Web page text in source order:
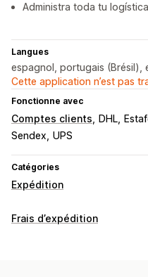
Administra toda tu
Langues
espagnol, portugais (Brésil),
Cette application n’est pas
Fonctionne avec
Comptes clients DHL
Sendex UPS
Catégories
Expédition
Étiquettes et emballages
Frais d’expédition